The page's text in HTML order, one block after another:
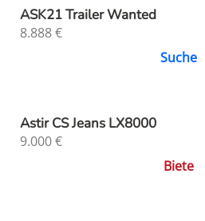
ASK21 Trailer Wanted
8.888€
Suche
Astir CS Jeans LX8000
9.000€
Biete